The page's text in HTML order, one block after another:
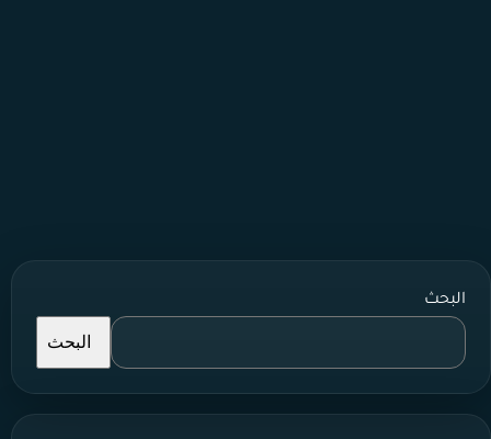
البحث
البحث